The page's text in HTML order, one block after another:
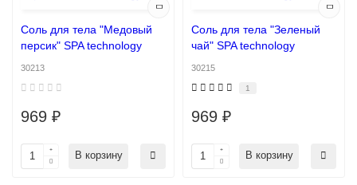
Соль для тела "Медовый
персик" SPA technology
30213
969 ₽
В корзину
Соль для тела "Зеленый
чай" SPA technology
30215
1
969 ₽
В корзину